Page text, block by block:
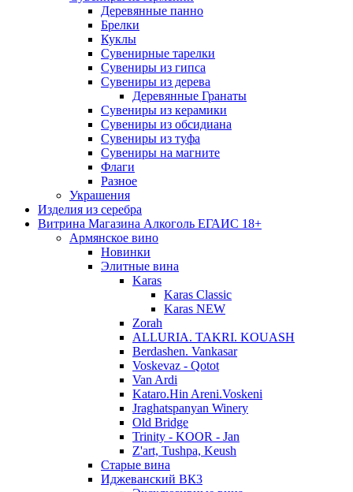
Деревянные панно
Брелки
Куклы
Сувенирные тарелки
Сувениры из гипса
Сувениры из дерева
Деревянные Гранаты
Сувениры из керамики
Сувениры из обсидиана
Сувениры из туфа
Сувениры на магните
Флаги
Разное
Украшения
Изделия из серебра
Витрина Магазина Алкоголь ЕГАИС 18+
Армянское вино
Новинки
Элитные вина
Karas
Karas Classic
Karas NEW
Zorah
ALLURIA. TAKRI. KOUASH
Berdashen. Vankasar
Voskevaz - Qotot
Van Ardi
Kataro.Hin Areni.Voskeni
Jraghatspanyan Winery
Old Bridge
Trinity - KOOR - Jan
Z'art, Tushpa, Keush
Старые вина
Иджеванский ВК3